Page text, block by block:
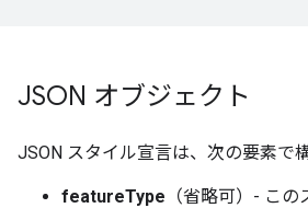
JSON オブジェクト
JSON スタイル宣言は、次の要素で
featureType （省略可）- こ